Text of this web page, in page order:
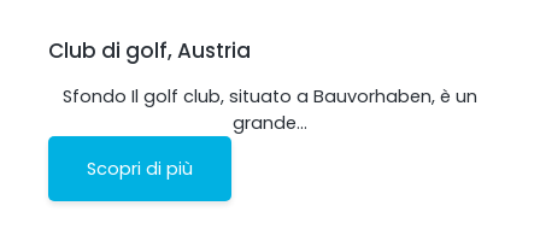
Club di golf, Austria
Sfondo Il golf club, situato a Bauvorhaben, è un
grande…
Scopri di più